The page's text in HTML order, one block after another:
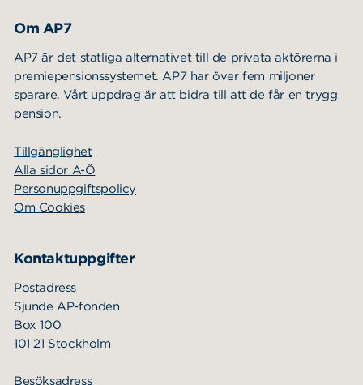
Om AP7
AP7 är det statliga alternativet till de privata aktörerna i
premiepensionssystemet. AP7 har över fem miljoner
sparare. Vårt uppdrag är att bidra till att de får en trygg
pension.
Tillgänglighet
Alla sidor A-Ö
Personuppgiftspolicy
Om Cookies
Kontaktuppgifter
Postadress
Sjunde AP-fonden
Box 100
101 21 Stockholm
Besöksadress